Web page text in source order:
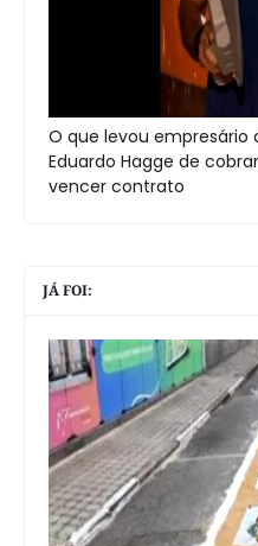
O que levou empresário
Eduardo Hagge de
vencer contrato
JÁ FOI: